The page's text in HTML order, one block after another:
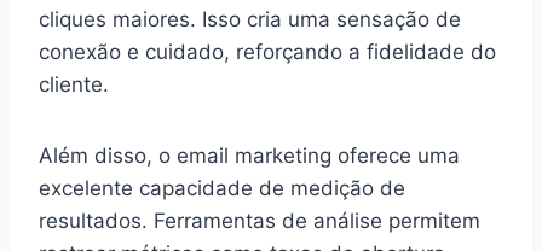
cliques maiores. Isso cria uma sensação de
conexão e cuidado, reforçando a fidelidade do
cliente.
Além disso, o email marketing oferece uma
excelente capacidade de medição de
resultados. Ferramentas de análise permitem